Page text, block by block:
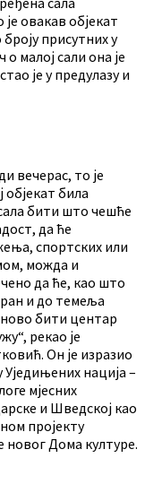
овакав објекат
присутних у
малој сали она је
је у предулазу и
вечерас, то је
објекат била
бити што чешће
да ће
спортских или
можда и
да ће, као што
и до темеља
бити центар
рекао је
Он је изразио
нација –
мјесних
и Шведској као
пројекту
новог Дома културе.